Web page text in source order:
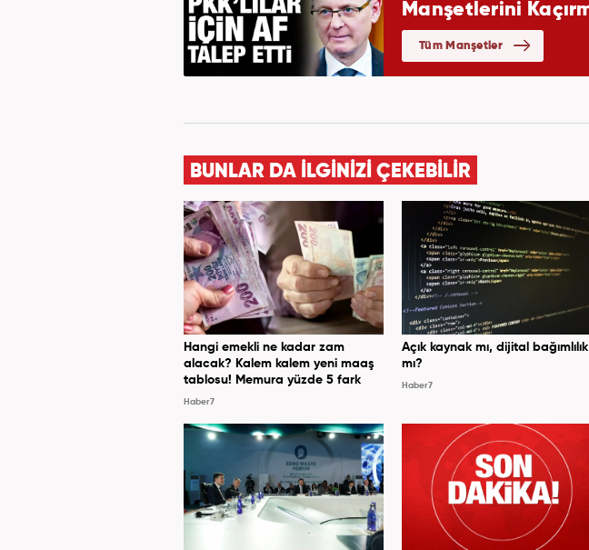
BUNLAR DA İLGİNİZİ ÇEKEBİLİR
Hangi emekli ne kadar zam
alacak? Kalem kalem yeni maaş
tablosu! Memura yüzde 5 fark
Haber7
Açık kaynak mı, dijital bağımlılık
mı?
Haber7